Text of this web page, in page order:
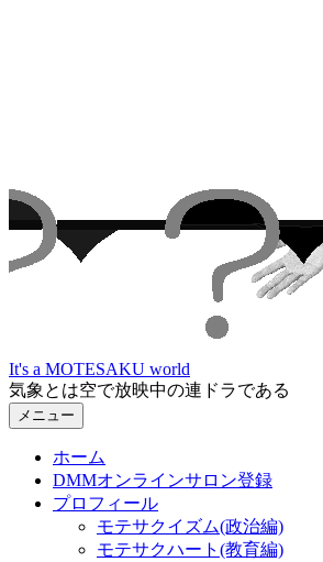
ッ
プ
It's a MOTESAKU world
気象とは空で放映中の連ドラである
メニュー
ホーム
DMMオンラインサロン登録
プロフィール
モテサクイズム(政治編)
モテサクハート(教育編)